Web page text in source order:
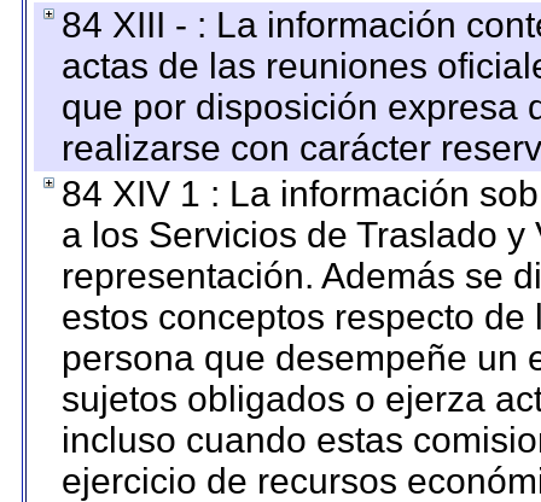
84 XIII - : La información
actas de las reuniones
que por disposición expresa
realizarse con carácter
84 XIV 1 : La información
a los Servicios de Traslado
representación. Además se
estos conceptos respecto
persona que desempeñe un
sujetos obligados o ejerza
incluso cuando estas
ejercicio de recursos